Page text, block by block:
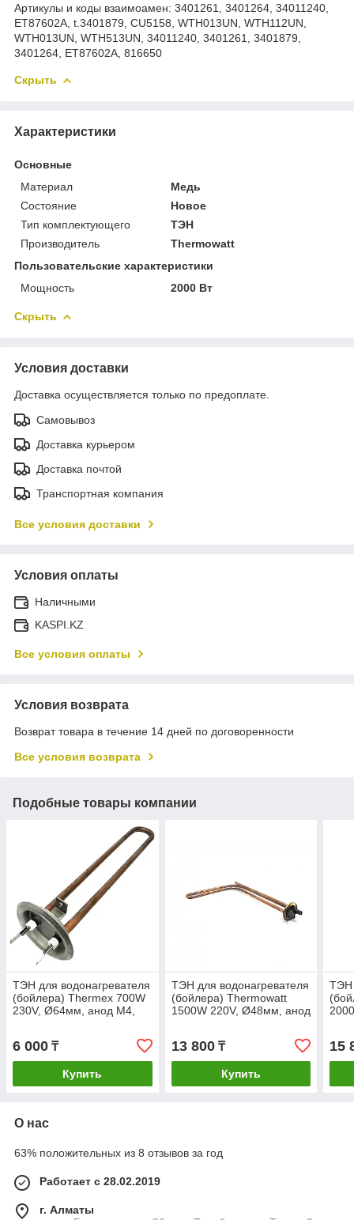
Артикулы и коды взаимоамен: 3401261, 3401264, 34011240,
ET87602A, t.3401879, CU5158, WTH013UN, WTH112UN,
WTH013UN, WTH513UN, 34011240, 3401261, 3401879,
3401264, ET87602A, 816650
Скрыть
Характеристики
Основные
Материал
Медь
Состояние
Новое
Тип комплектующего
ТЭН
Производитель
Thermowatt
Пользовательские характеристики
Мощность
2000 Вт
Скрыть
Условия доставки
Доставка осуществляется только по предоплате.
Самовывоз
Доставка курьером
Доставка почтой
Транспортная компания
Все условия доставки
Условия оплаты
Наличными
KASPI.KZ
Все условия оплаты
Условия возврата
Возврат товара в течение 14 дней по договоренности
Все условия возврата
Подобные товары компании
ТЭН для водонагревателя
(бойлера) Thermex 700W
230V, Ø64мм, анод М4,
6 000 ₸
Купить
ТЭН для водонагревателя
(бойлера) Thermowatt
1500W 220V, Ø48мм, анод
совместим с Ariston
13 800₸
Купить
ТЭН
15
О нас
63% положительных из 8 отзывов за год
Работает с 28.02.2019
г. Алматы